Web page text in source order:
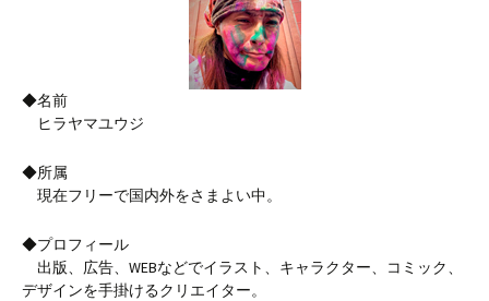
◆名前
ヒラヤマユウジ
◆所属
現在フリーで国内外をさまよい中。
◆プロフィール
出版、広告、WEBなどでイラスト、キャラクター、コミック、
デザインを手掛けるクリエイター。